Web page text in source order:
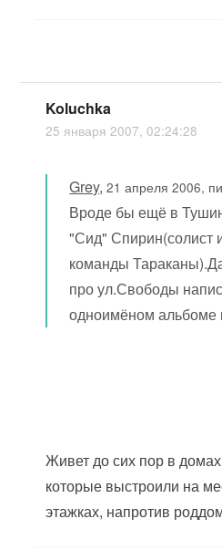
Koluchka
25 января 2007, 02:24:28
Grey,21 апреля 2006,
Вроде бы ещё в
"Сид" Спирин(солист
команды
про ул.Свободы
одноимёном альбоме
Живет до сих пор в
которые выстроили на
этажках, напротив